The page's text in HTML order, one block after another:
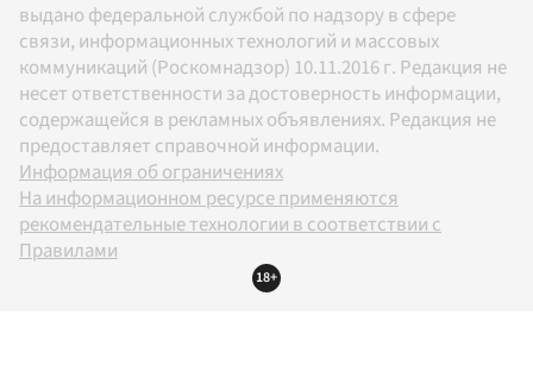
выдано федеральной службой по надзору в сфере
связи, информационных технологий и массовых
коммуникаций (Роскомнадзор) 10.11.2016 г. Редакция не
несет ответственности за достоверность информации,
содержащейся в рекламных объявлениях. Редакция не
предоставляет справочной информации.
Информация об ограничениях
На информационном ресурсе применяются
рекомендательные технологии в соответствии с
Правилами
18+